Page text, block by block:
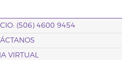
(506) 4600 9454
VIRTUAL